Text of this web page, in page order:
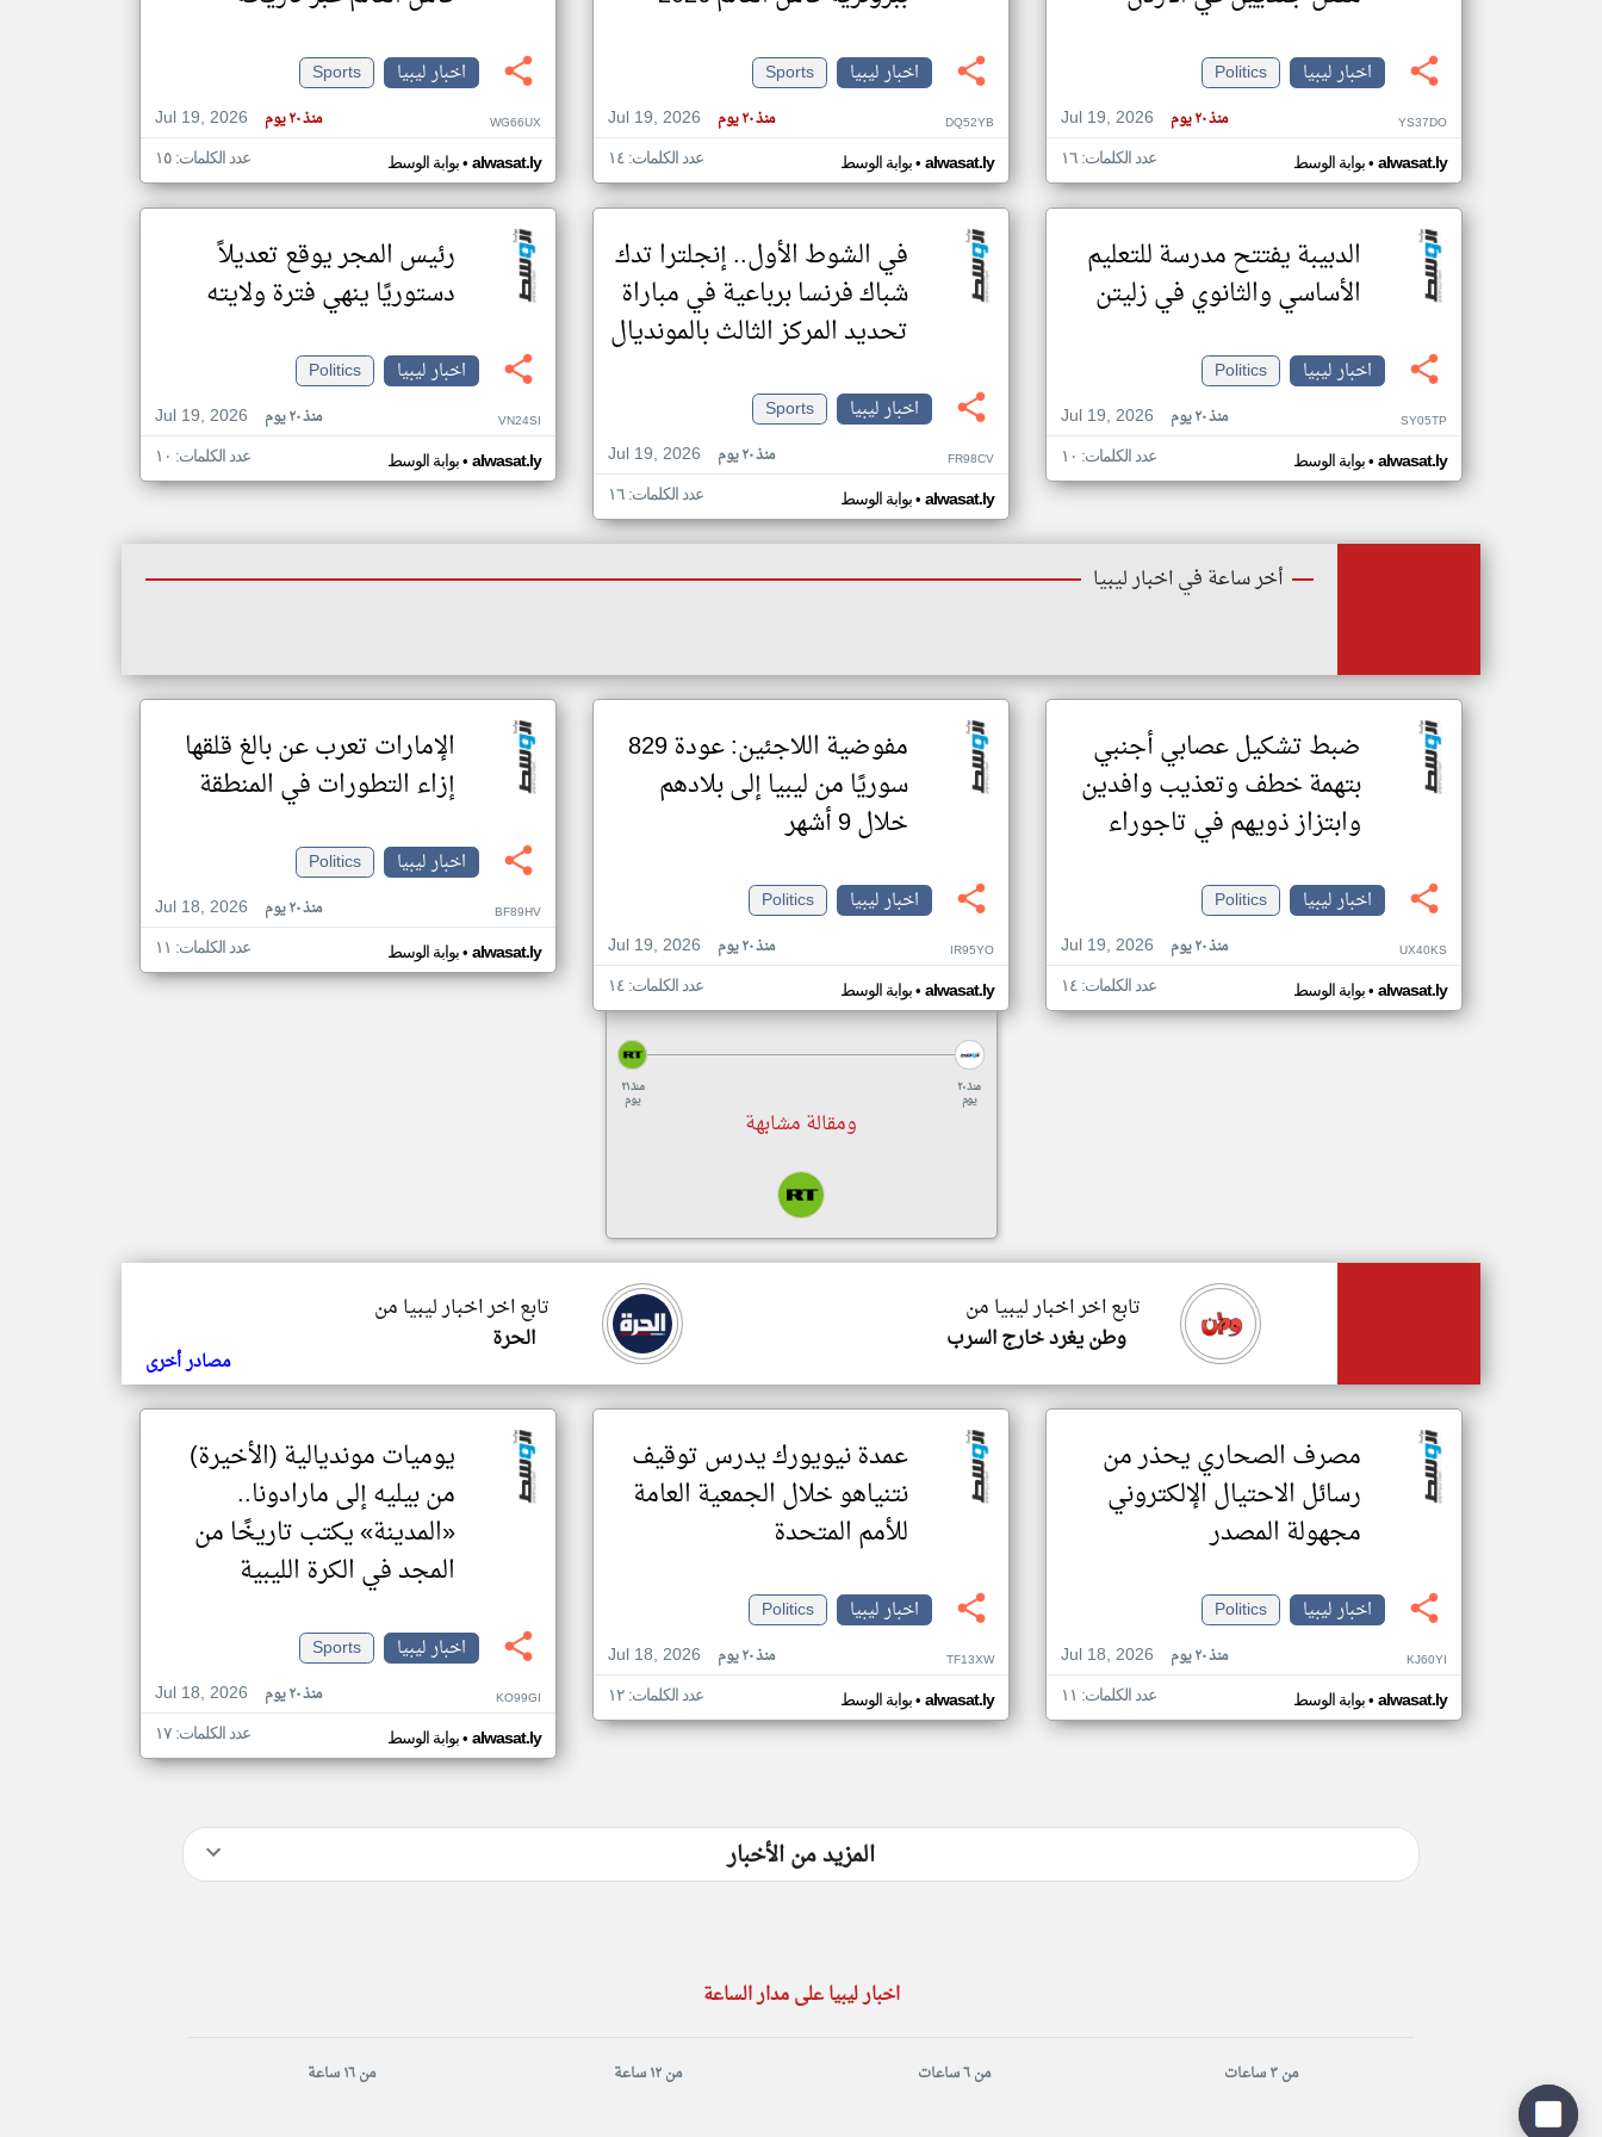
مصادر الأخبار من ليبيا
اخبار ليبيا على مدار الساعة
أهم اخبار ليبيا العاجلة والمباشرة
اخبار ليبيا
Politics
Jul 19, 2026
منذ ٢٠ يوم YS37DO
بوابة الوسط• alwasat.ly عدد الكلمات: ١٦
اخبار ليبيا
Sports
Jul 19, 2026
منذ ٢٠ يوم DQ52YB
بوابة الوسط• alwasat.ly عدد الكلمات: ١٤
اخبار ليبيا
Sports
Jul 19, 2026
منذ ٢٠ يوم WG66UX
بوابة الوسط• alwasat.ly عدد الكلمات: ١٥
الدبيبة يفتتح مدرسة للتعليم
الأساسي والثانوي في زليتن
اخبار ليبيا
Politics
Jul 19, 2026
منذ ٢٠ يوم SY05TP
بوابة الوسط• alwasat.ly عدد الكلمات: ١٠
في الشوط الأول.. إنجلترا تدك
شباك فرنسا برباعية في مباراة
تحديد المركز الثالث بالمونديال
اخبار ليبيا
Sports
Jul 19, 2026
منذ ٢٠ يوم FR98CV
بوابة الوسط• alwasat.ly عدد الكلمات: ١٦
رئيس المجر يوقع تعديلاً
دستوريًا ينهي فترة ولايته
اخبار ليبيا
Politics
Jul 19, 2026
منذ ٢٠ يوم VN24SI
بوابة الوسط• alwasat.ly عدد الكلمات: ١٠
أخر ساعة في اخبار ليبيا
ضبط تشكيل عصابي أجنبي
بتهمة خطف وتعذيب وافدين
وابتزاز ذويهم في تاجوراء
اخبار ليبيا
Politics
Jul 19, 2026
منذ ٢٠ يوم UX40KS
بوابة الوسط• alwasat.ly عدد الكلمات: ١٤
مفوضية اللاجئين: عودة 829
سوريًا من ليبيا إلى بلادهم
خلال 9 أشهر
اخبار ليبيا
Politics
Jul 19, 2026
منذ ٢٠ يوم IR95YO
بوابة الوسط• alwasat.ly عدد الكلمات: ١٤
منذ ٢١
يوم
منذ ٢٠
يوم
ومقالة مشابهة
الإمارات تعرب عن بالغ قلقها
إزاء التطورات في المنطقة
اخبار ليبيا
Politics
Jul 18, 2026
منذ ٢٠ يوم BF89HV
بوابة الوسط• alwasat.ly عدد الكلمات: ١١
تابع اخر اخبار ليبيا من
الحرة
تابع اخر اخبار ليبيا من
وطن يغرد خارج السرب
مصادر أخرى
مصرف الصحاري يحذر من
رسائل الاحتيال الإلكتروني
مجهولة المصدر
اخبار ليبيا
Politics
Jul 18, 2026
منذ ٢٠ يوم KJ60YI
بوابة الوسط• alwasat.ly عدد الكلمات: ١١
عمدة نيويورك يدرس توقيف
نتنياهو خلال الجمعية العامة
للأمم المتحدة
اخبار ليبيا
Politics
Jul 18, 2026
منذ ٢٠ يوم TF13XW
بوابة الوسط• alwasat.ly عدد الكلمات: ١٢
يوميات مونديالية (الأخيرة)
من بيليه إلى مارادونا..
«المدينة» يكتب تاريخًا من
المجد في الكرة الليبية
اخبار ليبيا
Sports
Jul 18, 2026
منذ ٢٠ يوم KO99GI
بوابة الوسط• alwasat.ly عدد الكلمات: ١٧
المزيد من الأخبار
اخبار ليبيا على مدار الساعة
من ٣ ساعات من ٦ ساعات من ١٢ ساعة من ١٦ ساعة
klyoum.com